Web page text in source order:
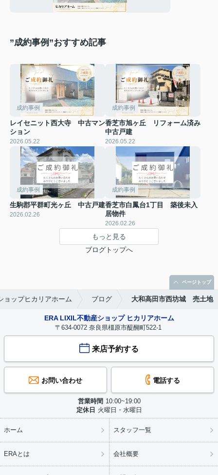
”成約事例”おすすめ記事
成約事例
レイセニット西大寺 中古マン
ション
2026.05.22
成約事例
香芝市旭ヶ丘 リフォーム済み
中古戸建
2026.05.22
成約事例
生駒郡平群町光ヶ丘 中古戸建
2026.02.26
成約事例
香芝市白鳳台1丁目 築後未入
居物件
2026.02.26
もっと見る
ブログトップへ
ョップヒカリアホーム ブログ 大和高田市西坊城 売土地
ERA LIXIL不動産ショップ ヒカリアホーム
〒634-0072 奈良県橿原市醍醐町522-1
来店予約する
お問い合わせ 電話する
営業時間 10:00~19:00
定休日 火曜日・水曜日
ホーム スタッフ一覧
ERAとは 会社概要
ページトップ